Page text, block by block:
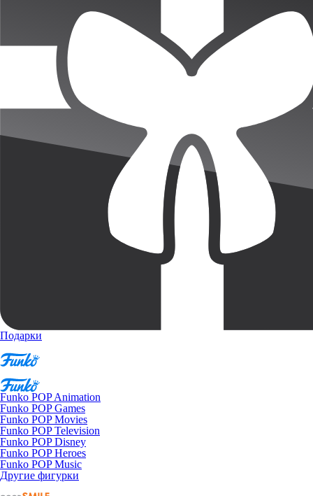
Подарки
Funko POP Animation
Funko POP Games
Funko POP Movies
Funko POP Television
Funko POP Disney
Funko POP Heroes
Funko POP Music
Другие фигурки